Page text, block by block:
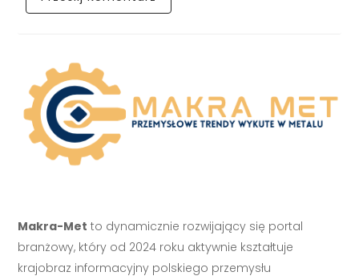
Makra-Met to dynamicznie rozwijający się portal
branżowy, który od 2024 roku aktywnie kształtuje
krajobraz informacyjny polskiego przemysłu